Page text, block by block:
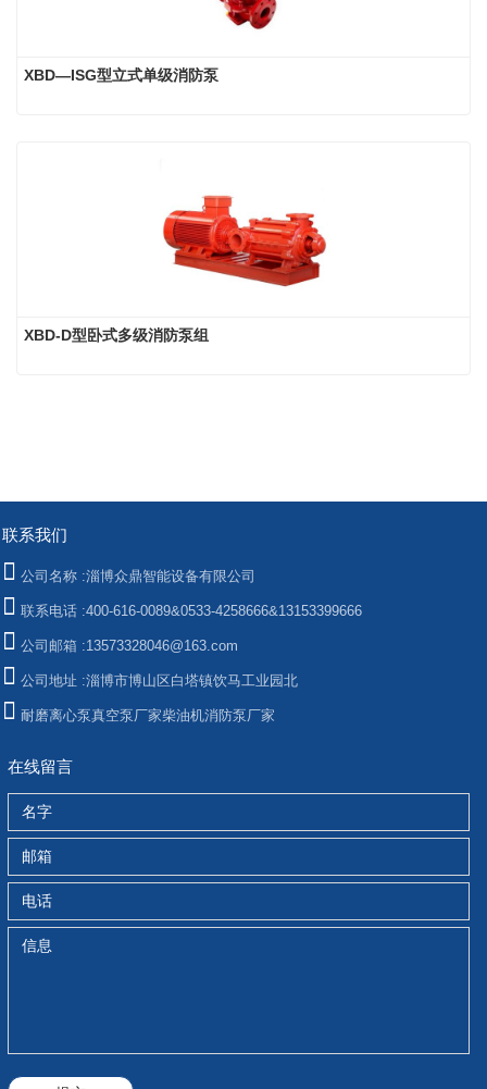
XBD—ISG型立式单级消防泵
XBD-D型卧式多级消防泵组
联系我们
公司名称 :淄博众鼎智能设备有限公司
联系电话 :400-616-0089&0533-4258666&13153399666
公司邮箱 :13573328046@163.com
公司地址 :淄博市博山区白塔镇饮马工业园北
耐磨离心泵真空泵厂家柴油机消防泵厂家
在线留言